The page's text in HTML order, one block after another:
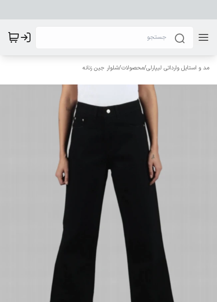
مد و استایل وارداتی لیپارلی/محصولات/شلوار جین زنانه